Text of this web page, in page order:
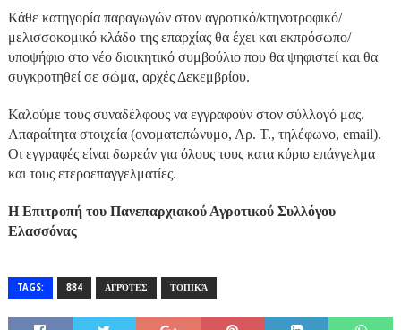
Κάθε κατηγορία παραγωγών στον αγροτικό/κτηνοτροφικό/
μελισσοκομικό κλάδο της επαρχίας θα έχει και εκπρόσωπο/
υποψήφιο στο νέο διοικητικό συμβούλιο που θα ψηφιστεί και θα
συγκροτηθεί σε σώμα, αρχές Δεκεμβρίου.
Καλούμε τους συναδέλφους να εγγραφούν στον σύλλογό μας.
Απαραίτητα στοιχεία (ονοματεπώνυμο, Αρ. Τ., τηλέφωνο, email).
Οι εγγραφές είναι δωρεάν για όλους τους κατα κύριο επάγγελμα
και τους ετεροεπαγγελματίες.
Η Επιτροπή του Πανεπαρχιακού Αγροτικού Συλλόγου
Ελασσόνας
TAGS: 884 ΑΓΡΌΤΕΣ ΤΟΠΙΚΆ